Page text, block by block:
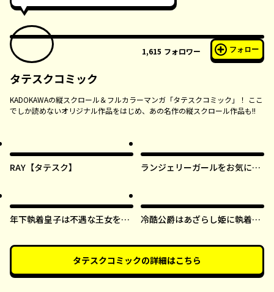
1,615 フォロワー フォロー
タテスクコミック
KADOKAWAの縦スクロール＆フルカラーマンガ「タテスクコミック」！ ここ
でしか読めないオリジナル作品をはじめ、あの名作の縦スクロール作品も!!
RAY【タテスク】
ランジェリーガールをお気に召
年下執着皇子は不遇な王女を愛
冷酷公爵はあざらし姫に執着中
タテスクコミックの詳細はこちら